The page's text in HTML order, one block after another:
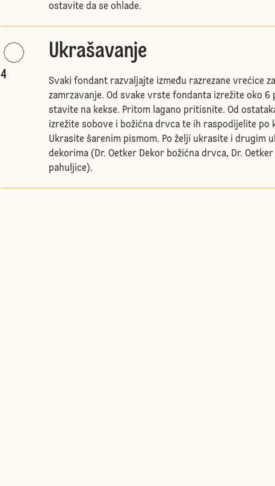
ostavite da se ohlade.
4
Ukrašavanje
Svaki fondant razvaljajte između razrezane vrećice za
zamrzavanje. Od svake vrste fondanta izrežite oko 6
stavite na kekse. Pritom lagano pritisnite. Od
izrežite sobove i božićna drvca te ih raspodijelite po
Ukrasite šarenim pismom. Po želji ukrasite i drugim
dekorima (Dr. Oetker Dekor božićna drvca, Dr.
pahuljice).